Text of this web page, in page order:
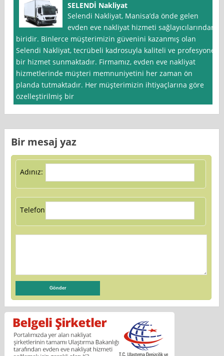
SELENDİ Nakliyat
Selendi Nakliyat, Manisa’da önde gelen
evden eve nakliyat hizmeti sağlayıcılarından
biridir. Binlerce müşterimizin güvenini kazanmış olan
Selendi Nakliyat, tecrübeli kadrosuyla kaliteli ve profesyonel
bir hizmet sunmaktadır. Firmamız, evden eve nakliyat
hizmetlerinde müşteri memnuniyetini her zaman ön
planda tutmaktadır. Her müşterimizin ihtiyaçlarına göre
özelleştirilmiş bir
Bir mesaj yaz
Adınız:
Telefon: